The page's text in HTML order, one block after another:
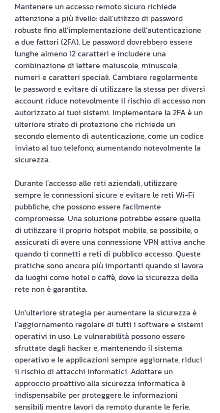
Mantenere un accesso remoto sicuro richiede
attenzione a più livello: dall’utilizzo di password
robuste fino all’implementazione dell’autenticazione
a due fattori (2FA). Le password dovrebbero essere
lunghe almeno 12 caratteri e includere una
combinazione di lettere maiuscole, minuscole,
numeri e caratteri speciali. Cambiare regolarmente
le password e evitare di utilizzare la stessa per diversi
account riduce notevolmente il rischio di accesso non
autorizzato ai tuoi sistemi. Implementare la 2FA è un
ulteriore strato di protezione che richiede un
secondo elemento di autenticazione, come un codice
inviato al tuo telefono, aumentando notevolmente la
sicurezza.
Durante l’accesso alle reti aziendali, utilizzare
sempre le connessioni sicure e evitare le reti Wi-Fi
pubbliche, che possono essere facilmente
compromesse. Una soluzione potrebbe essere quella
di utilizzare il proprio hotspot mobile, se possibile, o
assicurati di avere una connessione VPN attiva anche
quando ti connetti a reti di pubblico accesso. Queste
pratiche sono ancora più importanti quando si lavora
da luoghi come hotel o caffè, dove la sicurezza della
rete non è garantita.
Un’ulteriore strategia per aumentare la sicurezza è
l’aggiornamento regolare di tutti i software e sistemi
operativi in uso. Le vulnerabilità possono essere
sfruttate dagli hacker e, mantenendo il sistema
operativo e le applicazioni sempre aggiornate, riduci
il rischio di attacchi informatici. Adottare un
approccio proattivo alla sicurezza informatica è
indispensabile per proteggere le informazioni
sensibili mentre lavori da remoto durante le ferie.